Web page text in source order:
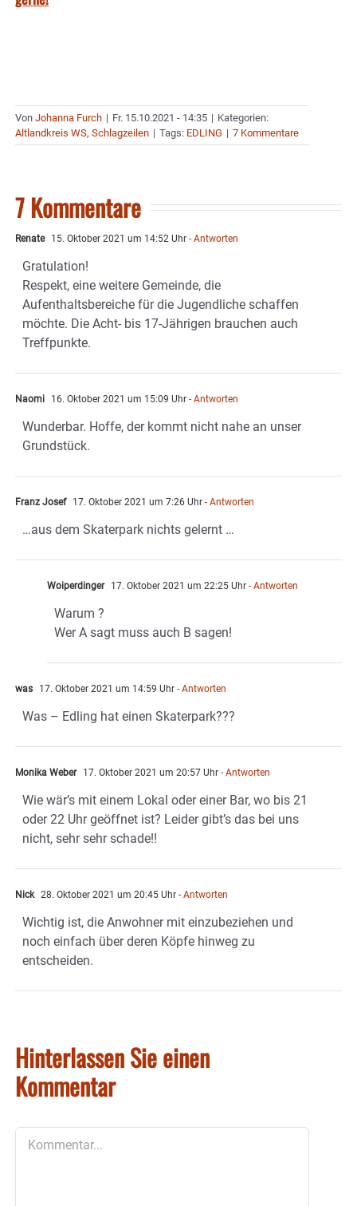
Von Johanna Furch | Fr. 15.10.2021 - 14:35 | Kategorien:
Altlandkreis WS, Schlagzeilen | Tags: EDLING | 7 Kommentare
7 Kommentare
Renate 15. Oktober 2021 um 14:52 Uhr - Antworten
Gratulation!
Respekt, eine weitere Gemeinde, die
Aufenthaltsbereiche für die Jugendliche schaffen
möchte. Die Acht- bis 17-Jährigen brauchen auch
Treffpunkte.
Naomi 16. Oktober 2021 um 15:09 Uhr - Antworten
Wunderbar. Hoffe, der kommt nicht nahe an unser
Grundstück.
Franz Josef 17. Oktober 2021 um 7:26 Uhr - Antworten
…aus dem Skaterpark nichts gelernt …
Woiperdinger 17. Oktober 2021 um 22:25 Uhr - Antworten
Warum ?
Wer A sagt muss auch B sagen!
was 17. Oktober 2021 um 14:59 Uhr - Antworten
Was – Edling hat einen Skaterpark???
Monika Weber 17. Oktober 2021 um 20:57 Uhr - Antworten
Wie wär’s mit einem Lokal oder einer Bar, wo bis 21
oder 22 Uhr geöffnet ist? Leider gibt’s das bei uns
nicht, sehr sehr schade!!
Nick 28. Oktober 2021 um 20:45 Uhr - Antworten
Wichtig ist, die Anwohner mit einzubeziehen und
noch einfach über deren Köpfe hinweg zu
entscheiden.
Hinterlassen Sie einen
Kommentar